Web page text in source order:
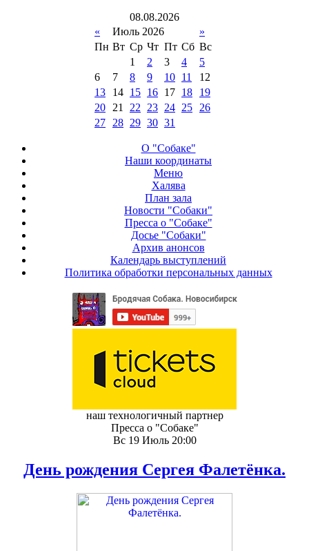
08.08.2026
«
Июль 2026
»
Пн Вт Ср Чт Пт Сб Вс
1
2 3 4
5
6
7 8 9 10 11
12
13
14 15 16 17 18
19
20
21 22 23 24 25
26
27
28 29 30 31
О "Собаке"
Наши координаты
Меню
Халява
План зала
Новости "Собаки"
Пресса о "Собаке"
Досье "Собаки"
Архив анонсов
Календарь выступлений
Политика обработки персональных данных
наш технологичный партнер
Пресса о "Собаке"
Вс 19 Июль 20:00
День рождения Сергея Фалетёнка.